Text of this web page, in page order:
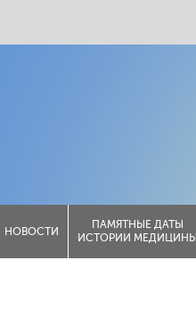
НОВОСТИ
ПАМЯТНЫЕ ДАТЫ
ИСТОРИИ МЕДИЦИНЫ